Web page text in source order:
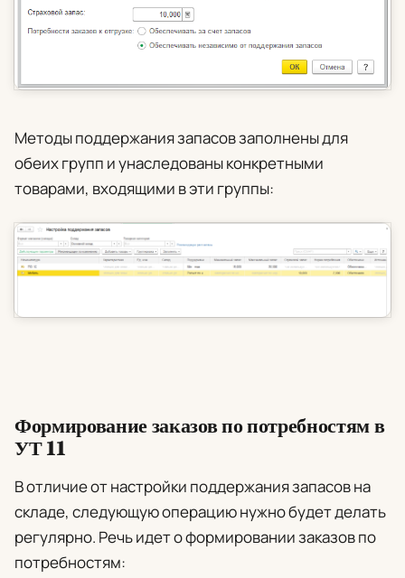
Методы поддержания запасов заполнены для
обеих групп и унаследованы конкретными
товарами, входящими в эти группы:
Формирование заказов по потребностям в
УТ 11
В отличие от настройки поддержания запасов на
складе, следующую операцию нужно будет делать
регулярно. Речь идет о формировании заказов по
потребностям: